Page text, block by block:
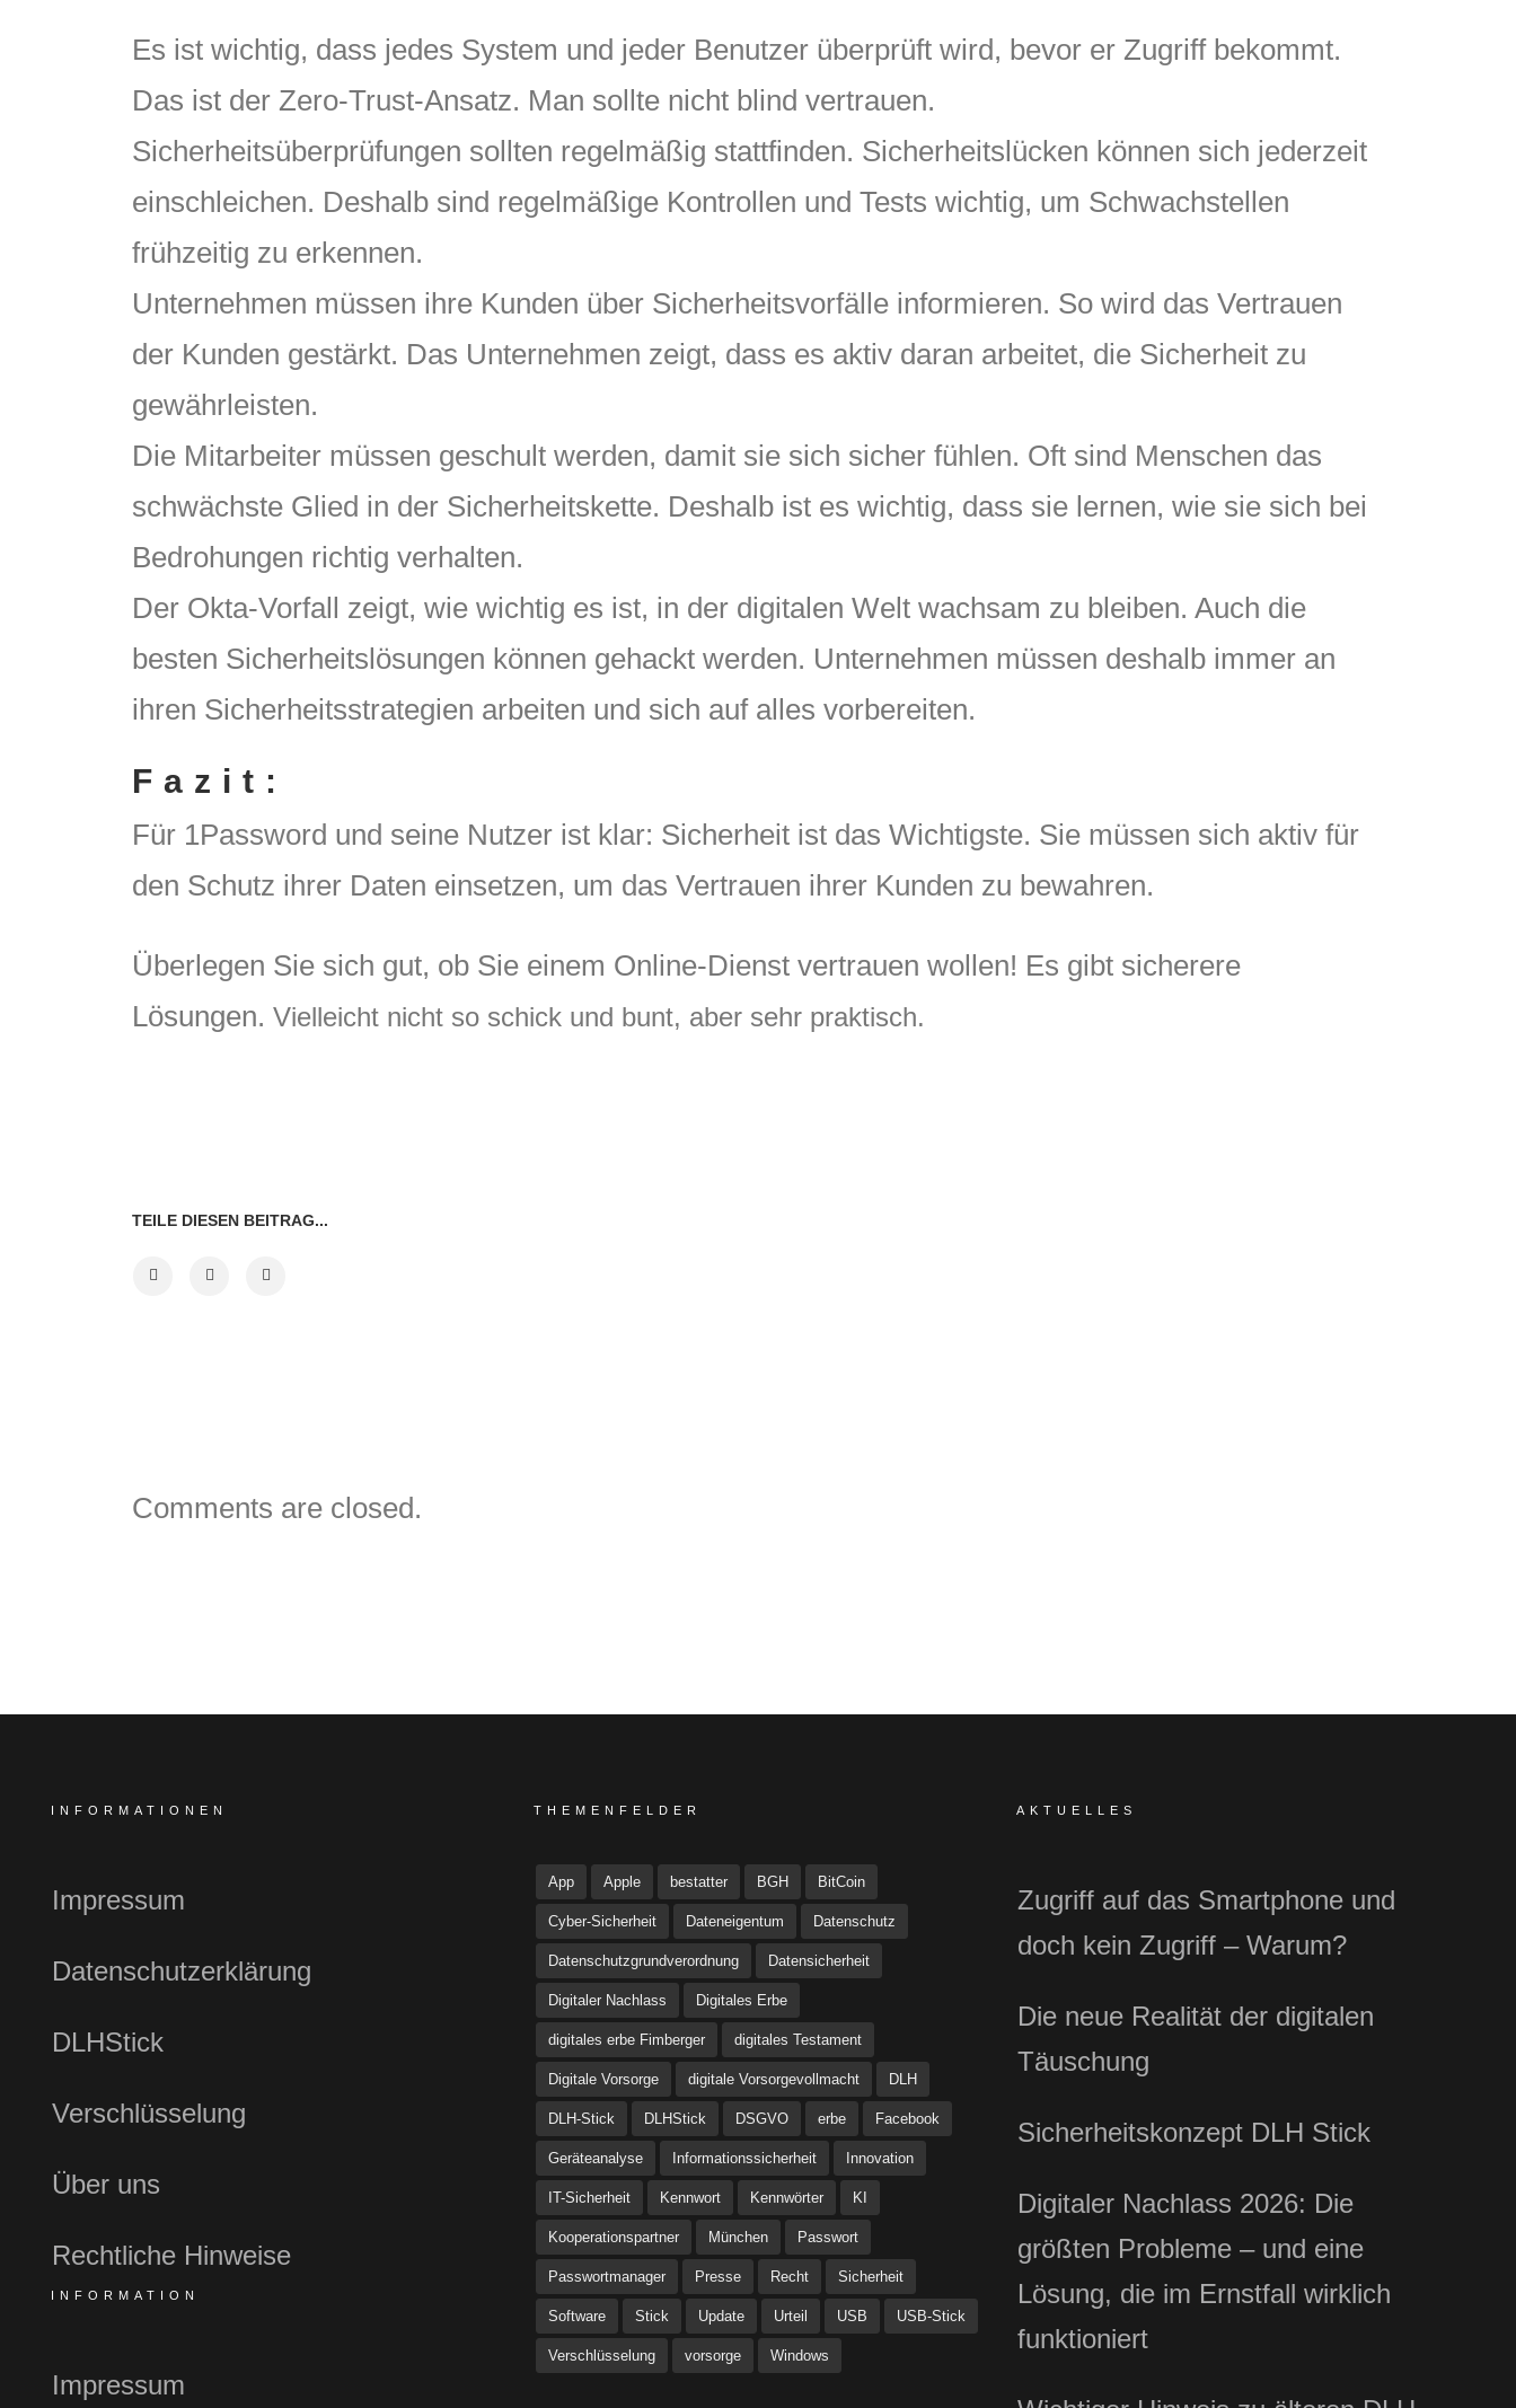
Es ist wichtig, dass jedes System und jeder Benutzer überprüft wird, bevor er Zugriff bekommt.
Das ist der Zero-Trust-Ansatz. Man sollte nicht blind vertrauen.
Sicherheitsüberprüfungen sollten regelmäßig stattfinden. Sicherheitslücken können sich jederzeit
einschleichen. Deshalb sind regelmäßige Kontrollen und Tests wichtig, um Schwachstellen
frühzeitig zu erkennen.
Unternehmen müssen ihre Kunden über Sicherheitsvorfälle informieren. So wird das Vertrauen
der Kunden gestärkt. Das Unternehmen zeigt, dass es aktiv daran arbeitet, die Sicherheit zu
gewährleisten.
Die Mitarbeiter müssen geschult werden, damit sie sich sicher fühlen. Oft sind Menschen das
schwächste Glied in der Sicherheitskette. Deshalb ist es wichtig, dass sie lernen, wie sie sich bei
Bedrohungen richtig verhalten.
Der Okta-Vorfall zeigt, wie wichtig es ist, in der digitalen Welt wachsam zu bleiben. Auch die
besten Sicherheitslösungen können gehackt werden. Unternehmen müssen deshalb immer an
ihren Sicherheitsstrategien arbeiten und sich auf alles vorbereiten.
Fazit:
Für 1Password und seine Nutzer ist klar: Sicherheit ist das Wichtigste. Sie müssen sich aktiv für
den Schutz ihrer Daten einsetzen, um das Vertrauen ihrer Kunden zu bewahren.
Überlegen Sie sich gut, ob Sie einem Online-Dienst vertrauen wollen! Es gibt sicherere
Lösungen. Vielleicht nicht so schick und bunt, aber sehr praktisch.
TEILE DIESEN BEITRAG...
Comments are closed.
INFORMATIONEN
Impressum
Datenschutzerklärung
DLHStick
Verschlüsselung
Über uns
Rechtliche Hinweise
INFORMATION
Impressum
THEMENFELDER
App Apple bestatter BGH BitCoin
Cyber-Sicherheit Dateneigentum Datenschutz
Datenschutzgrundverordnung Datensicherheit
Digitaler Nachlass Digitales Erbe
digitales erbe Fimberger digitales Testament
Digitale Vorsorge digitale Vorsorgevollmacht DLH
DLH-Stick DLHStick DSGVO erbe Facebook
Geräteanalyse Informationssicherheit Innovation
IT-Sicherheit Kennwort Kennwörter KI
Kooperationspartner München Passwort
Passwortmanager Presse Recht Sicherheit
Software Stick Update Urteil USB USB-Stick
Verschlüsselung vorsorge Windows
AKTUELLES
Zugriff auf das Smartphone und
doch kein Zugriff – Warum?
Die neue Realität der digitalen
Täuschung
Sicherheitskonzept DLH Stick
Digitaler Nachlass 2026: Die
größten Probleme – und eine
Lösung, die im Ernstfall wirklich
funktioniert